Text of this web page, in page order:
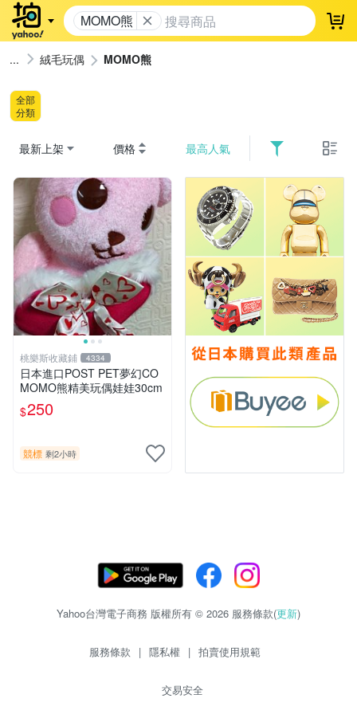
MOMO熊 登
絨毛玩偶 MOMO熊
全部
分類
最新上架 價格 最高人氣
桃樂斯收藏鋪 4334
日本進口POST PET夢幻CO
MOMO熊精美玩偶娃娃30cm
$250
競標 剩2小時
Yahoo台灣電子商務 版權所有 © 2026 服務條款(更新)
服務條款 | 隱私權 | 拍賣使用規範
交易安全